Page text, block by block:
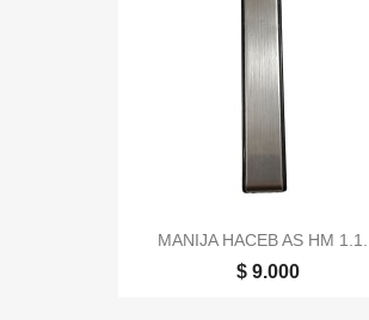
MANIJA HACEB AS HM 1.1...
$ 9.000